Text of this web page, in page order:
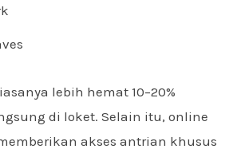
lebih hemat 10–20%
di loket. Selain itu, online
akses antrian khusus